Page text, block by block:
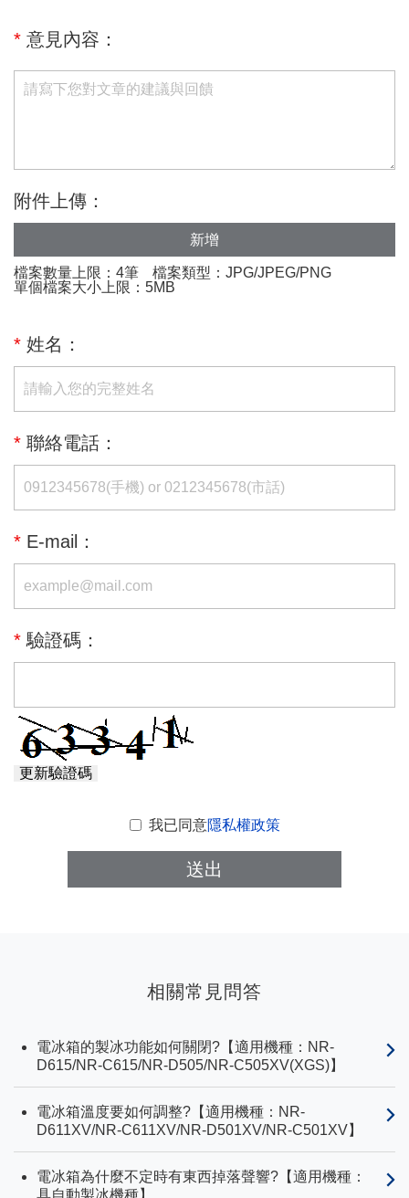
* 意見內容：
附件上傳：
新增
檔案數量上限：4筆
檔案類型：JPG/JPEG/PNG
單個檔案大小上限：5MB
* 姓名：
* 聯絡電話：
* E-mail：
* 驗證碼：
更新驗證碼
我已同意隱私權政策
送出
相關常見問答
電冰箱的製冰功能如何關閉?【適用機種：NR-
D615/NR-C615/NR-D505/NR-C505XV(XGS)】
電冰箱溫度要如何調整?【適用機種：NR-
D611XV/NR-C611XV/NR-D501XV/NR-C501XV】
電冰箱為什麼不定時有東西掉落聲響?【適用機種：
具自動製冰機種】